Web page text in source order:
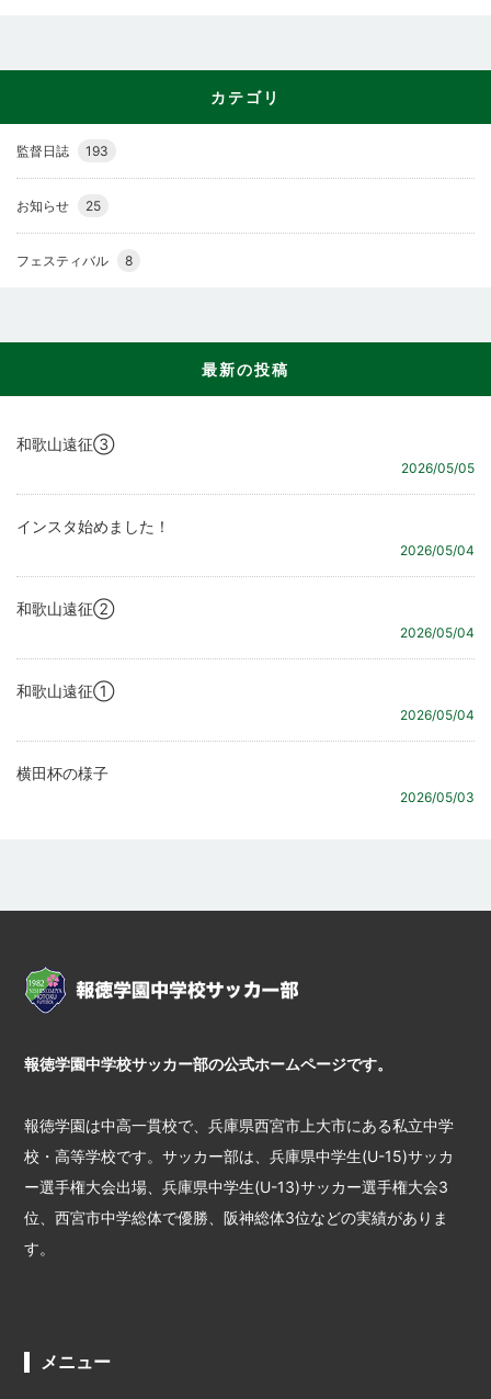
カテゴリ
監督日誌 193
お知らせ 25
フェスティバル 8
最新の投稿
和歌山遠征③
2026/05/05
インスタ始めました！
2026/05/04
和歌山遠征②
2026/05/04
和歌山遠征①
2026/05/04
横田杯の様子
2026/05/03
報徳学園中学校サッカー部の公式ホームページです。
報徳学園は中高一貫校で、兵庫県西宮市上大市にある私立中学
校・高等学校です。サッカー部は、兵庫県中学生(U-15)サッカ
ー選手権大会出場、兵庫県中学生(U-13)サッカー選手権大会3
位、西宮市中学総体で優勝、阪神総体3位などの実績がありま
す。
メニュー